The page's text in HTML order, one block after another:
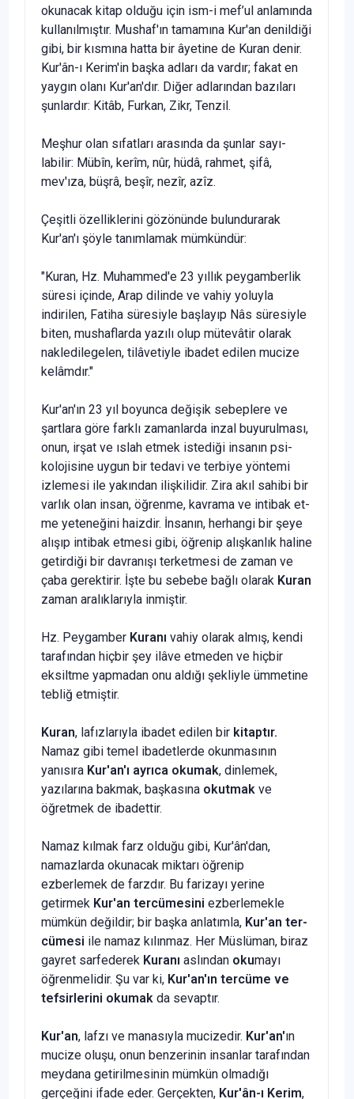
okunacak kitap olduğu için ism-i mef’ul anla­mında
kullanılmıştır. Mushaf'ın tamamına Kur'an denildiği
gibi, bir kısmı­na hatta bir âyetine de Kuran denir.
Kur'ân-ı Kerim'in başka adları da var­dır; fakat en
yaygın olanı Kur'an'dır. Diğer adlarından bazıları
şunlardır: Kitâb, Furkan, Zikr, Tenzil.
Meşhur olan sıfatları arasında da şunlar sayı­
labilir: Mübîn, kerîm, nûr, hüdâ, rahmet, şifâ,
mev'ıza, büşrâ, beşîr, nezîr, azîz.
Çeşitli özelliklerini gözönünde bulundurarak
Kur'an'ı şöyle tanımla­mak mümkündür:
"Kuran, Hz. Muhammed'e 23 yıllık peygamberlik
süre­si içinde, Arap dilinde ve vahiy yoluyla
indirilen, Fatiha süresiyle başlayıp Nâs süresiyle
biten, mushaflarda yazılı olup mütevâtir olarak
nakledilegelen, tilâvetiyle ibadet edilen mucize
kelâmdır."
Kur'an'ın 23 yıl boyunca değişik sebeplere ve
şartlara göre farklı za­manlarda inzal buyurulması,
onun, irşat ve ıslah etmek istediği insanın psi­
kolojisine uygun bir tedavi ve terbiye yöntemi
izlemesi ile yakından ilişki­lidir. Zira akıl sahibi bir
varlık olan insan, öğrenme, kavrama ve intibak et­
me yeteneğini haizdir. İnsanın, herhangi bir şeye
alışıp intibak etmesi gibi, öğrenip alışkanlık haline
getirdiği bir davranışı terketmesi de zaman ve
çaba gerektirir. İşte bu sebebe bağlı olarak Kuran
zaman aralıklarıyla inmiş­tir.
Hz. Peygamber Kuranı vahiy olarak almış, kendi
tarafından hiçbir şey ilâve etmeden ve hiçbir
eksiltme yapmadan onu aldığı şekliyle ümmetine
tebliğ etmiştir.
Kuran, lafızlarıyla ibadet edilen bir kitaptır.
Namaz gibi temel ibadet­lerde okunmasının
yanısıra Kur'an'ı ayrıca okumak, dinlemek,
yazılarına bakmak, başkasına okutmak ve
öğretmek de ibadettir.
Namaz kılmak farz olduğu gibi, Kur'ân'dan,
namazlarda okunacak mik­tarı öğrenip
ezberlemek de farzdır. Bu farizayı yerine
getirmek Kur'an ter­cümesini ezberlemekle
mümkün değildir; bir başka anlatımla, Kur'an ter­
cümesi ile namaz kılınmaz. Her Müslüman, biraz
gayret sarfederek Kuranı aslından okumayı
öğrenmelidir. Şu var ki, Kur'an'ın tercüme ve
tefsirlerini okumak da sevaptır.
Kur'an, lafzı ve manasıyla mucizedir. Kur'an'ın
mucize oluşu, onun benzerinin insanlar tarafından
meydana getirilmesinin mümkün olmadığı
gerçeğini ifade eder. Gerçekten, Kur'ân-ı Kerim,